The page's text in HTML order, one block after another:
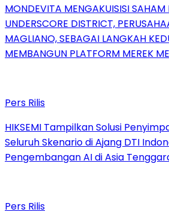
MONDEVITA MENGAKUISISI
UNDERSCORE DISTRICT,
MAGLIANO, SEBAGAI LANGKAH
MEMBANGUN PLATFORM MEREK
Pers Rilis
HIKSEMI Tampilkan Solusi
Seluruh Skenario di Ajang DTI
Pengembangan AI di Asia
Pers Rilis